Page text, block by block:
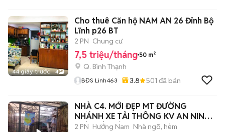
44 giây trước 4
Cho thuê Căn hộ NAM AN 26 Đinh Bộ
Lĩnh p26 BT
2 PN Chung cư
7,5 triệu/tháng 50 m²
Q. Bình Thạnh
BĐS Linh463 3.8 501 đã bán
NHÀ C4. MỚI ĐẸP MT ĐƯỜNG
NHÁNH XE TẢI THÔNG KV AN NINH
GIÁP TÂN BÌNH
2 PN Hướng Nam Nhà ngõ, hẻm